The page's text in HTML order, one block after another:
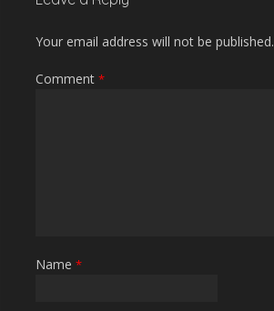
Your email address will not be published.
Comment *
Name *